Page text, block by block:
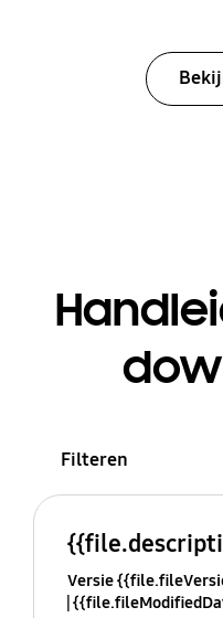
Filteren
Versie